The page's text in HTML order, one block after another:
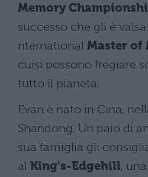
Memory
successo che gli è
nternational Master of
cuisi possono fregiare
tutto il pianeta.
Evan è nato in Cina,
Shandong. Un paio di
sua famiglia gli
al King's-Edgehill,